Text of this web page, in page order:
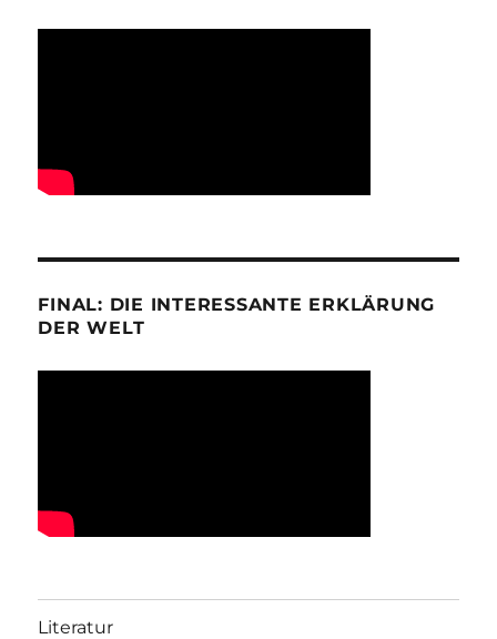
FINAL: DIE INTERESSANTE ERKLÄRUNG
DER WELT
Literatur